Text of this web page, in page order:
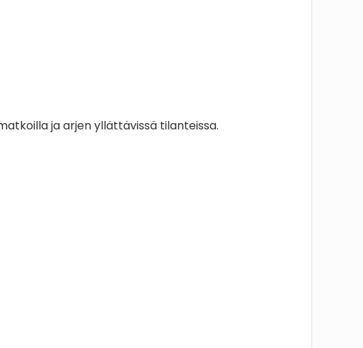
ja arjen yllättävissä tilanteissa.